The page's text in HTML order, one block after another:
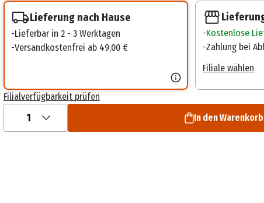
Lieferung nach Hause
Lieferbar in 2 - 3 Werktagen
Versandkostenfrei ab 49,00 €
Kostenlose
Zahlung bei
Filiale wählen
Filialverfügbarkeit prüfen
1 In den Warenkorb